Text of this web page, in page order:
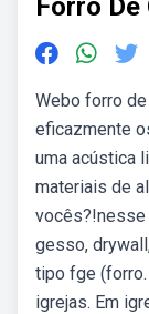
Forro
Webo forro
eficazmente
uma acústica
materiais de
gesso,
tipo fge
igrejas. Em